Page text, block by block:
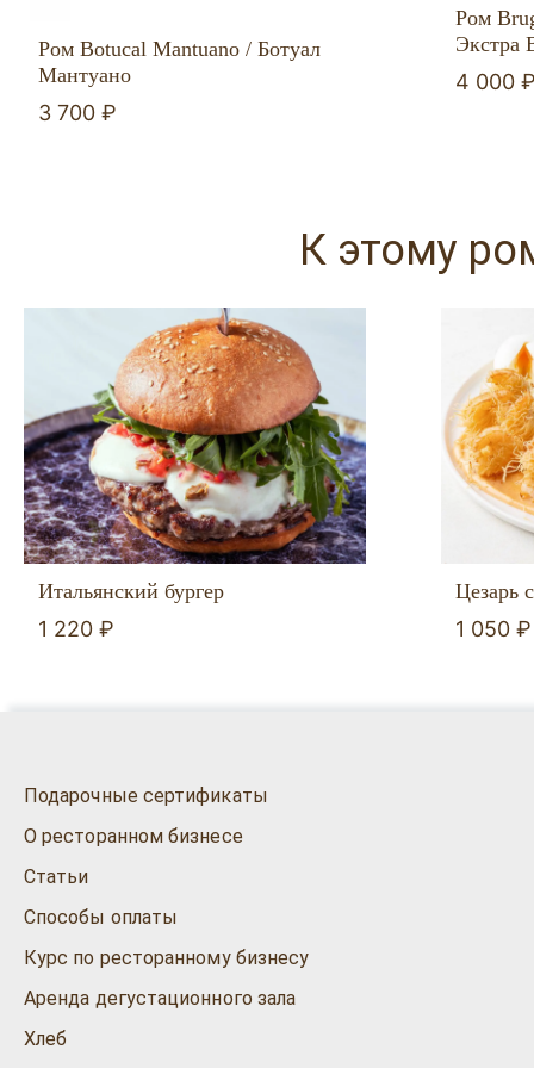
Ром Botucal Mantuano / Ботуал
Мантуано
3 700 ₽
Ром
Экстра
4 000
К этому
Итальянский бургер
1 220 ₽
Цезарь
1 050 ₽
Подарочные сертификаты
О ресторанном бизнесе
Статьи
Способы оплаты
Курс по ресторанному бизнесу
Аренда дегустационного зала
Хлеб